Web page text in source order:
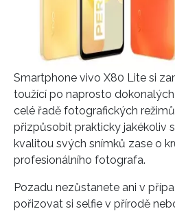
Smartphone vivo X80 Lite si
toužící po naprosto
celé řadě fotografických
přizpůsobit prakticky jakékoliv
kvalitou svých snímků zase o
profesionálního fotografa.
Pozadu nezůstanete ani v
pořizovat si selfie v přírodě